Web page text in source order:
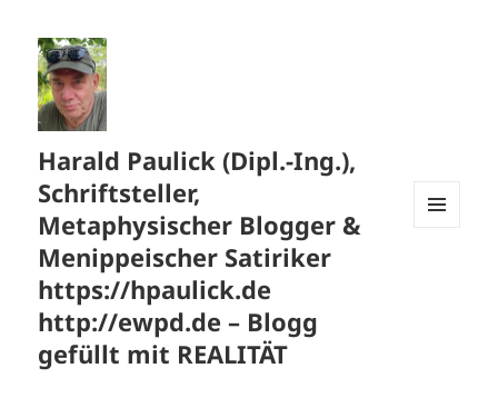
Harald Paulick (Dipl.-Ing.),
Schriftsteller,
Metaphysischer Blogger &
Menippeischer Satiriker
https://hpaulick.de
http://ewpd.de – Blogg
gefüllt mit REALITÄT